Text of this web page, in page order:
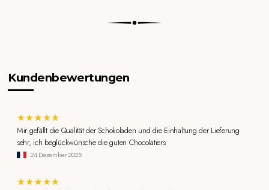
Kundenbewertungen
Mir gefällt die Qualität der Schokoladen und die Einhaltung der Lieferung
sehr, ich beglückwünsche die guten Chocolatiers
24 Dezember 2025